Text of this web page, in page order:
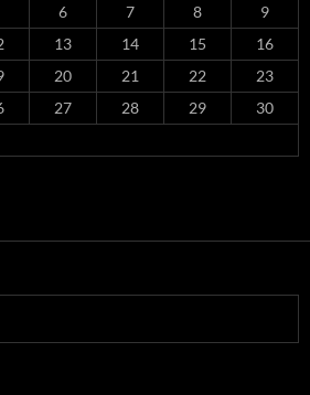
6 7 8
9
13 14 15
16
20 21 22
23
27 28 29
30